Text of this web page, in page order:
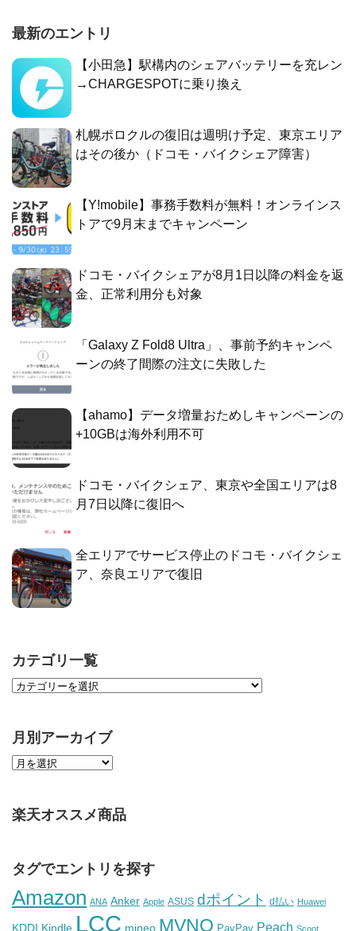
最新のエントリ
【小田急】駅構内のシェアバッテリーを充レン
→CHARGESPOTに乗り換え
札幌ポロクルの復旧は週明け予定、東京エリア
はその後か（ドコモ・バイクシェア障害）
【Y!mobile】事務手数料が無料！オンラインス
トアで9月末までキャンペーン
ドコモ・バイクシェアが8月1日以降の料金を返
金、正常利用分も対象
「Galaxy Z Fold8 Ultra」、事前予約キャンペ
ーンの終了間際の注文に失敗した
【ahamo】データ増量おためしキャンペーンの
+10GBは海外利用不可
ドコモ・バイクシェア、東京や全国エリアは8
月7日以降に復旧へ
全エリアでサービス停止のドコモ・バイクシェ
ア、奈良エリアで復旧
カテゴリ一覧
月別アーカイブ
楽天オススメ商品
タグでエントリを探す
Amazon ANA Anker Apple ASUS dポイント d払い Huawei
KDDI Kindle LCC mineo MVNO PayPay Peach Scoot